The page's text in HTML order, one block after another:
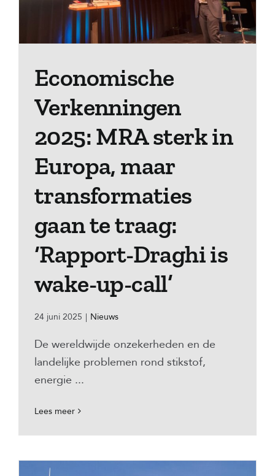
Economische
Verkenningen
2025: MRA sterk in
Europa, maar
transformaties
gaan te traag:
‘Rapport-Draghi is
wake-up-call’
24 juni 2025 | Nieuws
De wereldwijde onzekerheden en de
landelijke problemen rond stikstof,
energie ...
Lees meer